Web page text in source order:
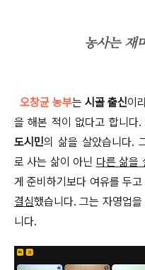
농사는 재
오창균 농부는 시골 출신이
을 해본 적이 없다고 합니다.
도시민의 삶을 살았습니다.
로 사는 삶이 아닌 다른 삶을
게 준비하기보다 여유를 두
결심했습니다. 그는 자영업
니다.